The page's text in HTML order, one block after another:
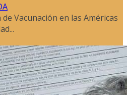
Vacunación en las Américas